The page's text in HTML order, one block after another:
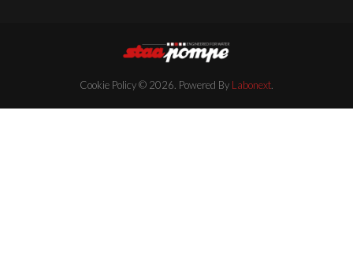
Cookie Policy© 2026. Powered By Labonext